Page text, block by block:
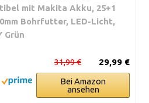
mit Makita Akku, 25+1
Bohrfutter, LED-Licht,
Grün
29,99 €
31,99 €
Bei Amazon
ansehen